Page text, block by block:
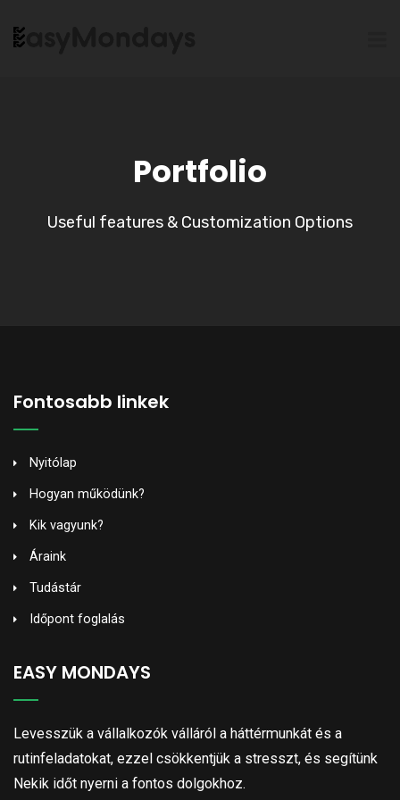
Portfolio
Useful features & Customization Options
Fontosabb linkek
Nyitólap
Hogyan működünk?
Kik vagyunk?
Áraink
Tudástár
Időpont foglalás
EASY MONDAYS
Levesszük a vállalkozók válláról a háttérmunkát és a
rutinfeladatokat, ezzel csökkentjük a stresszt, és segítünk
Nekik időt nyerni a fontos dolgokhoz.